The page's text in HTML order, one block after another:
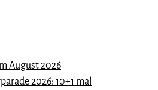
August 2026
2026: 10+1 mal